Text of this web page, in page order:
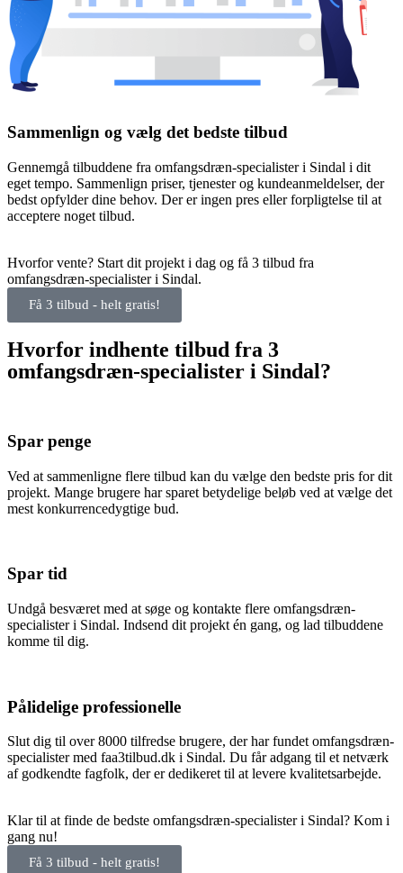
Sammenlign og vælg det bedste tilbud
Gennemgå tilbuddene fra omfangsdræn-specialister i Sindal i dit
eget tempo. Sammenlign priser, tjenester og kundeanmeldelser, der
bedst opfylder dine behov. Der er ingen pres eller forpligtelse til at
acceptere noget tilbud.
Hvorfor vente? Start dit projekt i dag og få 3 tilbud fra
omfangsdræn-specialister i Sindal.
Få 3 tilbud - helt gratis!
Hvorfor indhente tilbud fra 3
omfangsdræn-specialister i Sindal?
Spar penge
Ved at sammenligne flere tilbud kan du vælge den bedste pris for dit
projekt. Mange brugere har sparet betydelige beløb ved at vælge det
mest konkurrencedygtige bud.
Spar tid
Undgå besværet med at søge og kontakte flere omfangsdræn-
specialister i Sindal. Indsend dit projekt én gang, og lad tilbuddene
komme til dig.
Pålidelige professionelle
Slut dig til over 8000 tilfredse brugere, der har fundet omfangsdræn-
specialister med faa3tilbud.dk i Sindal. Du får adgang til et netværk
af godkendte fagfolk, der er dedikeret til at levere kvalitetsarbejde.
Klar til at finde de bedste omfangsdræn-specialister i Sindal? Kom i
gang nu!
Få 3 tilbud - helt gratis!